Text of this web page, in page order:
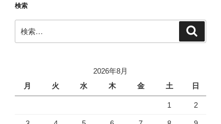
ー
シ
ョ
検索
索:
2026年8月
月
火 水 木 金 土 日
1 2